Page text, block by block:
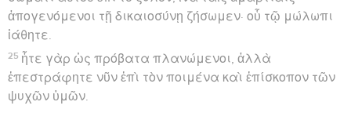
ἀπογενόμενοι τῇ δικαιοσύνῃ ζήσωμεν· οὗ τῷ μώλωπι
ἰάθητε.
25 ἦτε γὰρ ὡς πρόβατα πλανώμενοι, ἀλλὰ
ἐπεστράφητε νῦν ἐπὶ τὸν ποιμένα καὶ ἐπίσκοπον τῶν
ψυχῶν ὑμῶν.